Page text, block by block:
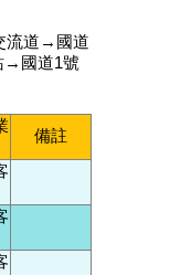
流道→國道
→國道1號
備註